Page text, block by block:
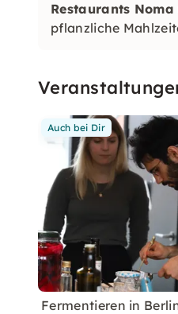
Restaurants Noma
pflanzliche
Auch bei Dir
Fermentieren in